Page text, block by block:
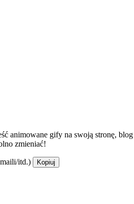
animowane gify na swoją stronę,
zmieniać!
itd.) Kopiuj